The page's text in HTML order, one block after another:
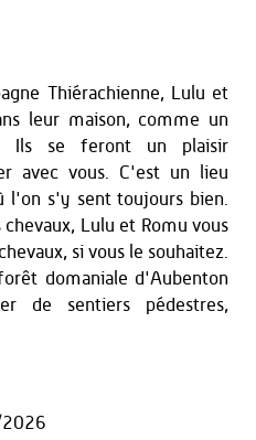
Thiérachienne, Lulu et
leur maison, comme un
Ils se feront un plaisir
avec vous. C'est un lieu
l'on s'y sent toujours bien.
chevaux, Lulu et Romu vous
si vous le souhaitez.
domaniale d'Aubenton
de sentiers pédestres,